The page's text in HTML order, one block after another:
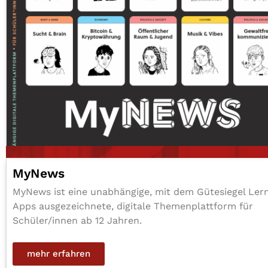
MyNews
MyNews ist eine unab­hän­gi­ge, mit dem Güte­sie­gel
Apps aus­ge­zeich­ne­te, digitale The­men­platt­form für
Schüler/​innen ab 12 Jahren.
mehr erfahren